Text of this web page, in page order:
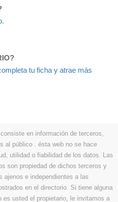
tu ficha y atrae más
en información de terceros,
al público . ésta web no se hace
utilidad o fiabilidad de los datos. Las
son propiedad de dichos terceros y
ajenos e independientes a las
en el directorio. Si tiene alguna
es usted el propietario, le invitamos a